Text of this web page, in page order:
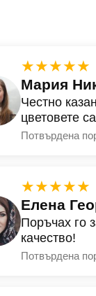
★★★★★
Мария
Честно
цветовете
Потвърдена
★★★★★
Елена
Поръчах го
качество!
Потвърдена